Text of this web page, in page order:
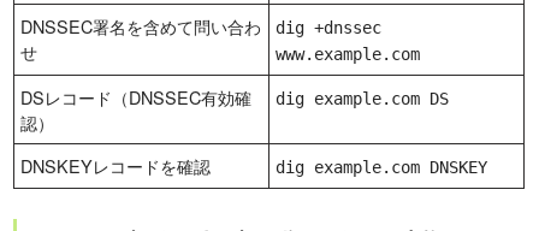
DNSSEC署名を含めて問い合わ
せ
dig +dnssec
www.example.com
DSレコード（DNSSEC有効確
認）
dig example.com DS
DNSKEYレコードを確認 dig example.com DNSKEY